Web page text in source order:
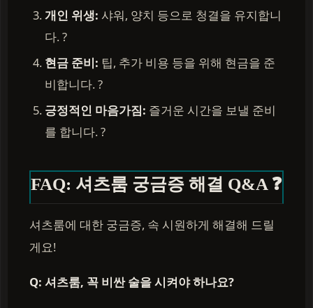
개인 위생: 샤워, 양치 등으로 청결을 유지합니
다. ?
현금 준비: 팁, 추가 비용 등을 위해 현금을 준
비합니다. ?
긍정적인 마음가짐: 즐거운 시간을 보낼 준비
를 합니다. ?
FAQ: 셔츠룸 궁금증 해결 Q&A ❓
셔츠룸에 대한 궁금증, 속 시원하게 해결해 드릴
게요!
Q: 셔츠룸, 꼭 비싼 술을 시켜야 하나요?